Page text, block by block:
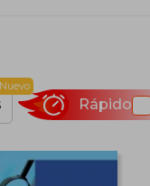
Nuevo
Rápido